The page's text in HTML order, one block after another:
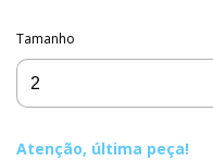
Tamanho
Atenção, última peça!